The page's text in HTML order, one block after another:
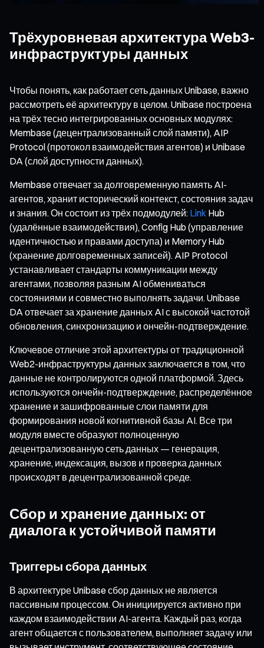
Трёхуровневая архитектура Web3-
инфраструктуры данных
Чтобы понять, как работает сеть данных Unibase, важно
рассмотреть её архитектуру в целом. Unibase построена
на трёх тесно интегрированных основных модулях:
Membase (децентрализованный слой памяти), AIP
Protocol (протокол взаимодействия агентов) и Unibase
DA (слой доступности данных).
Membase отвечает за долговременную память AI-
агентов, хранит исторический контекст, состояния задач
и знания. Он состоит из трёх подмодулей: Link Hub
(удалённые взаимодействия), Config Hub (управление
идентичностью и правами доступа) и Memory Hub
(хранение долговременных записей). AIP Protocol
устанавливает стандарты коммуникации между
агентами, позволяя разным AI обмениваться
состояниями и совместно выполнять задачи. Unibase
DA отвечает за хранение данных AI с высокой частотой
обновления, синхронизацию и ончейн-подтверждение.
Ключевое отличие этой архитектуры от традиционной
Web2-инфраструктуры данных заключается в том, что
данные не контролируются одной платформой. Здесь
используются ончейн-подтверждение, распределённое
хранение и зашифрованные слои памяти для
формирования новой когнитивной базы AI. Все три
модуля вместе образуют полноценную
децентрализованную сеть данных — генерация,
хранение, индексация, вызов и проверка данных
происходят в децентрализованной среде.
Сбор и хранение данных: от
диалога к устойчивой памяти
Триггеры сбора данных
В архитектуре Unibase сбор данных не является
пассивным процессом. Он инициируется активно при
каждом взаимодействии AI-агента. Каждый раз, когда
агент общается с пользователем, выполняет задачу или